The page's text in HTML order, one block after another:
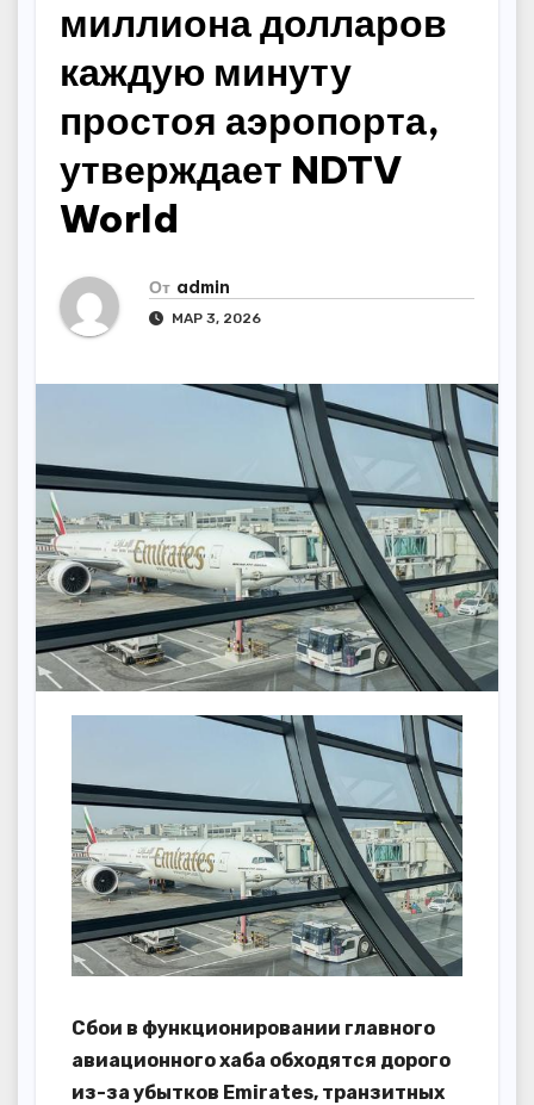
миллиона долларов
каждую минуту
простоя аэропорта,
утверждает NDTV
World
От admin
МАР 3, 2026
Сбои в функционировании главного
авиационного хаба обходятся дорого
из-за убытков Emirates, транзитных